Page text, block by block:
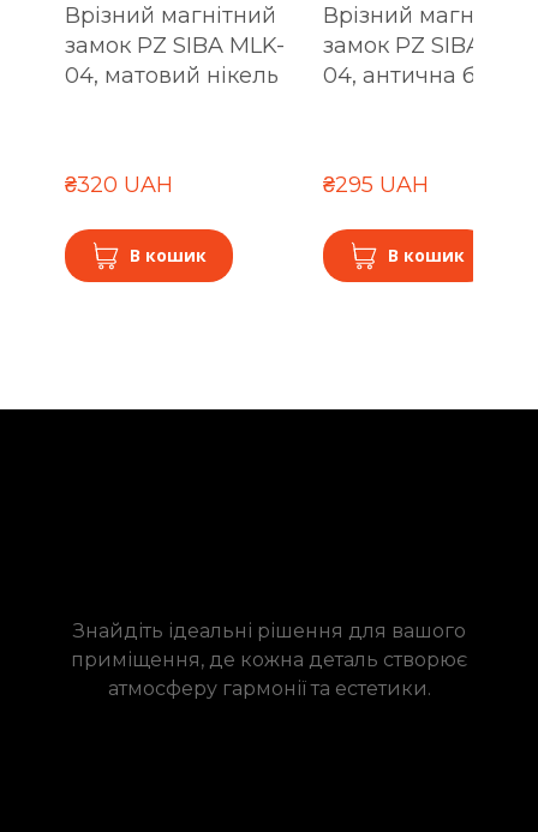
Врізний магнітний
замок PZ SIBA MLK-
04, матовий нікель
₴320 UAH
В кошик
Врізний магнітний
замок PZ SIBA
04, антична
₴295 UAH
В кошик
Знайдіть ідеальні рішення для вашого
приміщення, де кожна деталь створює
атмосферу гармонії та естетики.